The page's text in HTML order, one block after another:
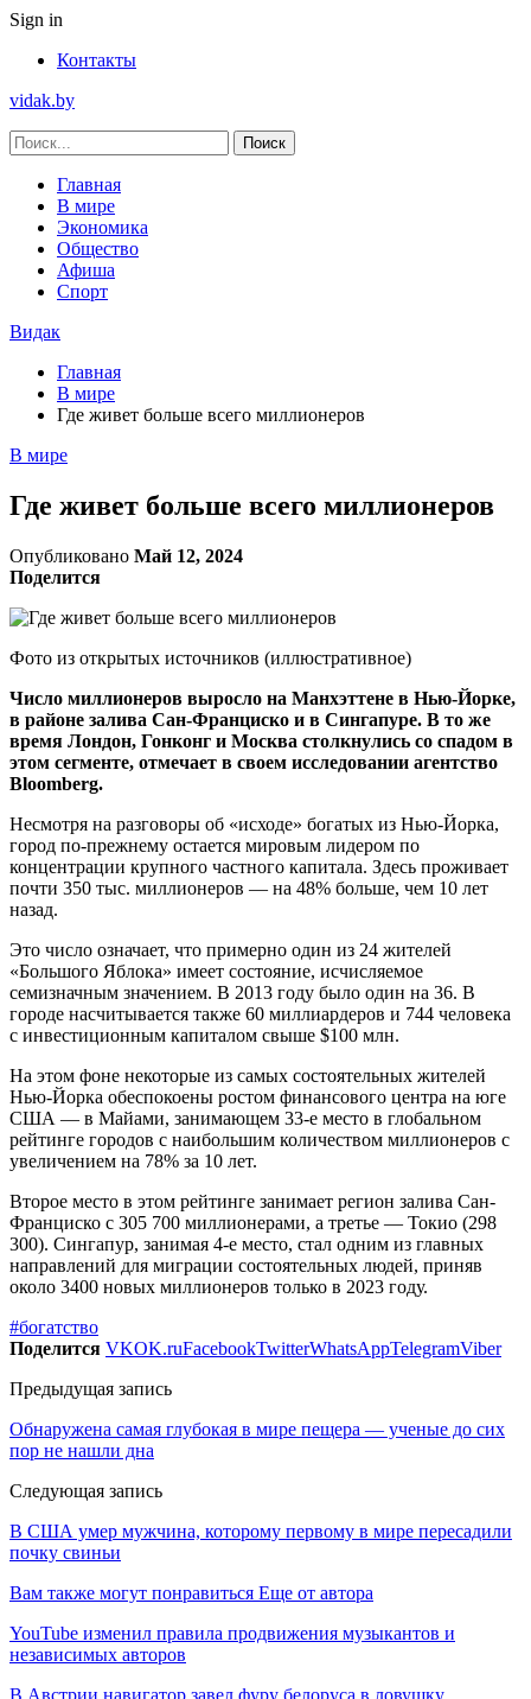
Sign in
Контакты
vidak.by
Главная
В мире
Экономика
Общество
Афиша
Спорт
Видак
Главная
В мире
Где живет больше всего миллионеров
В мире
Где живет больше всего миллионеров
Опубликовано Май 12, 2024
Поделится
Фото из открытых источников (иллюстративное)
Число миллионеров выросло на Манхэттене в Нью-Йорке,
в районе залива Сан-Франциско и в Сингапуре. В то же
время Лондон, Гонконг и Москва столкнулись со спадом в
этом сегменте, отмечает в своем исследовании агентство
Bloomberg.
Несмотря на разговоры об «исходе» богатых из Нью-Йорка,
город по-прежнему остается мировым лидером по
концентрации крупного частного капитала. Здесь проживает
почти 350 тыс. миллионеров — на 48% больше, чем 10 лет
назад.
Это число означает, что примерно один из 24 жителей
«Большого Яблока» имеет состояние, исчисляемое
семизначным значением. В 2013 году было один на 36. В
городе насчитывается также 60 миллиардеров и 744 человека
с инвестиционным капиталом свыше $100 млн.
На этом фоне некоторые из самых состоятельных жителей
Нью-Йорка обеспокоены ростом финансового центра на юге
США — в Майами, занимающем 33-е место в глобальном
рейтинге городов с наибольшим количеством миллионеров с
увеличением на 78% за 10 лет.
Второе место в этом рейтинге занимает регион залива Сан-
Франциско с 305 700 миллионерами, а третье — Токио (298
300). Сингапур, занимая 4-е место, стал одним из главных
направлений для миграции состоятельных людей, приняв
около 3400 новых миллионеров только в 2023 году.
#богатство
Поделится VKOK.ruFacebookTwitterWhatsAppTelegramViber
Предыдущая запись
Обнаружена самая глубокая в мире пещера — ученые до сих
пор не нашли дна
Следующая запись
В США умер мужчина, которому первому в мире пересадили
почку свиньи
Вам также могут понравиться Еще от автора
YouTube изменил правила продвижения музыкантов и
независимых авторов
В Австрии навигатор завел фуру белоруса в ловушку